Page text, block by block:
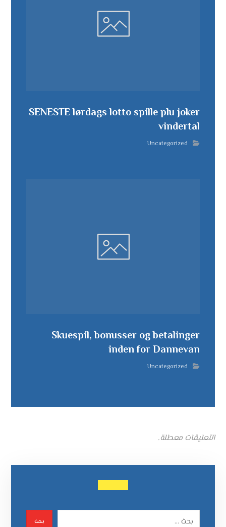
SENESTE lørdags lotto spille plu joker
vindertal
Uncategorized
Skuespil, bonusser og betalinger
inden for Dannevan
Uncategorized
التعليقات معطلة.
بحث